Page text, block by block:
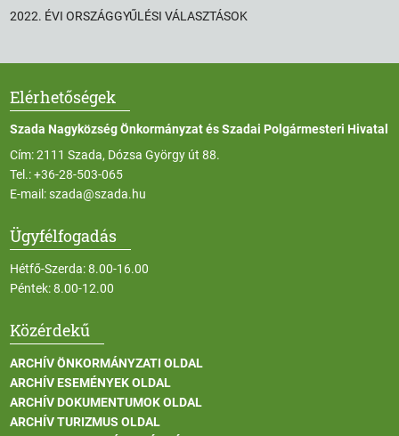
2022. ÉVI ORSZÁGGYŰLÉSI VÁLASZTÁSOK
Elérhetőségek
Szada Nagyközség Önkormányzat és Szadai Polgármesteri Hivatal
Cím: 2111 Szada, Dózsa György út 88.
Tel.:+36-28-503-065
E-mail:szada@szada.hu
Ügyfélfogadás
Hétfő-Szerda: 8.00-16.00
Péntek: 8.00-12.00
Közérdekű
ARCHÍV ÖNKORMÁNYZATI OLDAL
ARCHÍV ESEMÉNYEK OLDAL
ARCHÍV DOKUMENTUMOK OLDAL
ARCHÍV TURIZMUS OLDAL